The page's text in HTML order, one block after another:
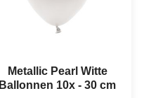
Metallic Pearl Witte
Ballonnen 10x - 30 cm